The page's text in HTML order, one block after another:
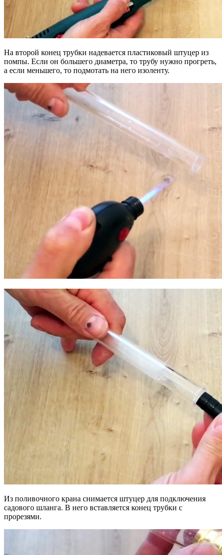
На второй конец трубки надевается пластиковый штуцер из
помпы. Если он большего диаметра, то трубу нужно прогреть,
а если меньшего, то подмотать на него изоленту.
Из поливочного крана снимается штуцер для подключения
садового шланга. В него вставляется конец трубки с
прорезями.